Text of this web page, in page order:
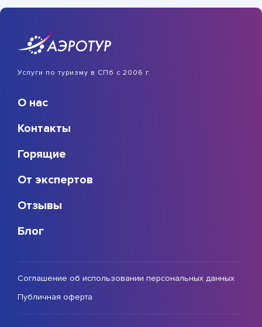
Услуги по туризму в СПб с 2006 г.
О нас
Контакты
Горящие
От экспертов
Отзывы
Блог
Соглашение об использовании персональных данных
Публичная оферта